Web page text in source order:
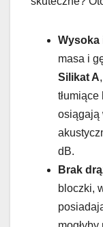
Wysoka
masa i
Silikat A
osiągają
dB.
Brak
bloczki,